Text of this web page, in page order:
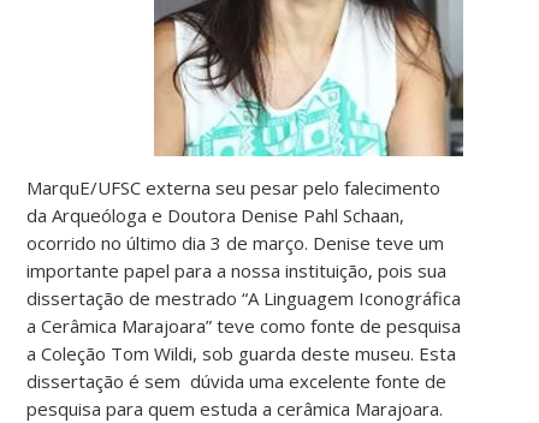
MarquE/UFSC externa seu pesar pelo falecimento
da Arqueóloga e Doutora Denise Pahl Schaan,
ocorrido no último dia 3 de março. Denise teve um
importante papel para a nossa instituição, pois sua
dissertação de mestrado “A Linguagem Iconográfica
a Cerâmica Marajoara” teve como fonte de pesquisa
a Coleção Tom Wildi, sob guarda deste museu. Esta
dissertação é sem dúvida uma excelente fonte de
pesquisa para quem estuda a cerâmica Marajoara.